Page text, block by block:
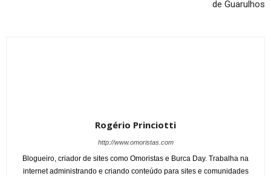
de Guarulhos
Rogério Princiotti
http://www.omoristas.com
Blogueiro, criador de sites como Omoristas e Burca Day. Trabalha na
internet administrando e criando conteúdo para sites e comunidades